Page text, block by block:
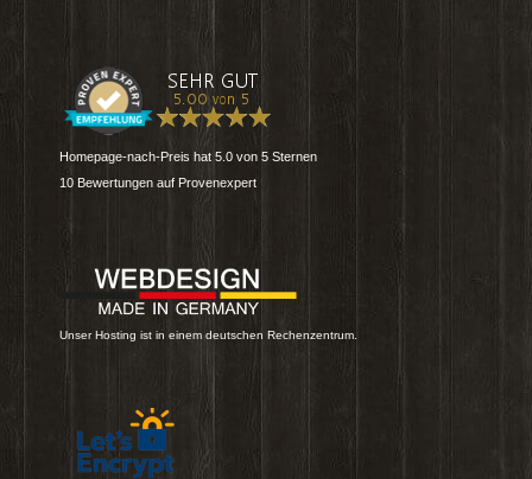
Homepage-nach-Preis hat 5.0 von 5 Sternen
10 Bewertungen auf Provenexpert
Unser Hosting ist in einem deutschen Rechenzentrum.